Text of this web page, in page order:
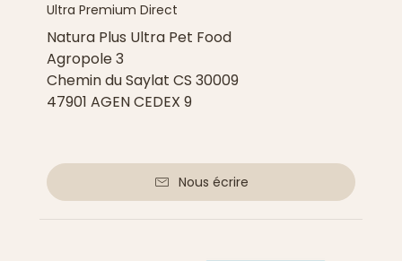
Ultra Premium Direct
Natura Plus Ultra Pet Food
Agropole 3
Chemin du Saylat CS 30009
47901 AGEN CEDEX 9
Nous écrire